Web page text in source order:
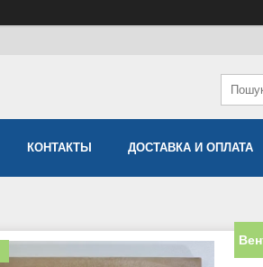
КОНТАКТЫ ДОСТАВКА И ОПЛАТА